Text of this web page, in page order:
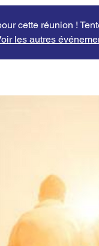
cette réunion !
les autres